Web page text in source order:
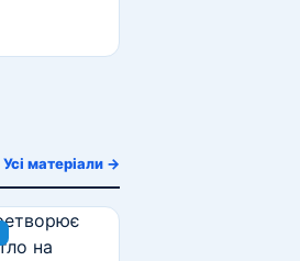
Усі матеріали →